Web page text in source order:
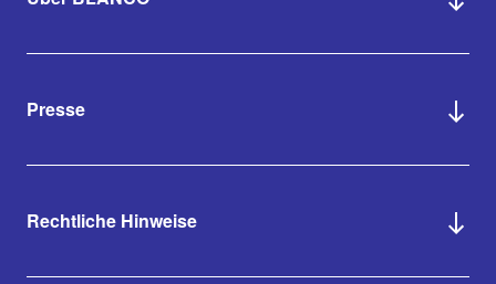
Presse
Rechtliche Hinweise